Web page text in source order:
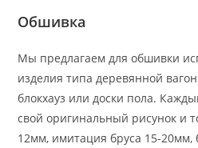
Обшивка
Мы предлагаем для обшивки
изделия типа деревянной
блокхауз или доски пола.
свой оригинальный рисунок и
12мм, имитация бруса 15-20мм,